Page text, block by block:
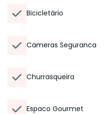
Bicicletário
Cameras Seguranca
Churrasqueira
Espaco Gourmet